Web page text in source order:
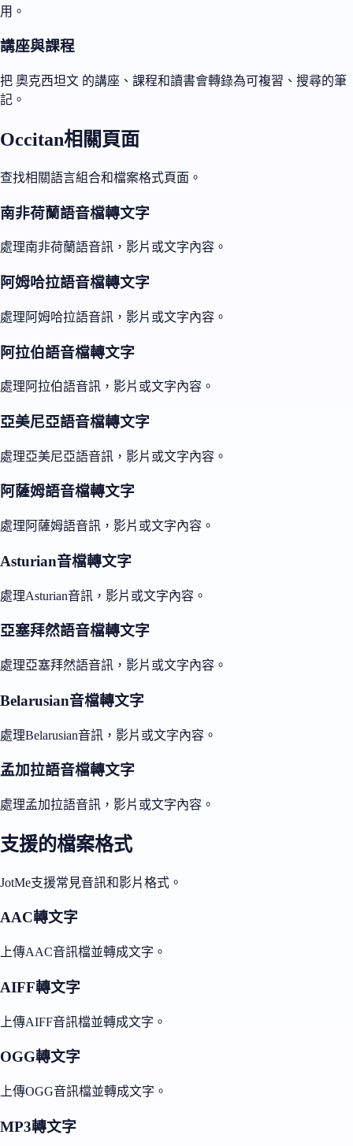
用。
講座與課程
把 奧克西坦文 的講座、課程和讀書會轉錄為可複習、搜尋的筆
記。
Occitan相關頁面
查找相關語言組合和檔案格式頁面。
南非荷蘭語音檔轉文字
處理南非荷蘭語音訊，影片或文字內容。
阿姆哈拉語音檔轉文字
處理阿姆哈拉語音訊，影片或文字內容。
阿拉伯語音檔轉文字
處理阿拉伯語音訊，影片或文字內容。
亞美尼亞語音檔轉文字
處理亞美尼亞語音訊，影片或文字內容。
阿薩姆語音檔轉文字
處理阿薩姆語音訊，影片或文字內容。
Asturian音檔轉文字
處理Asturian音訊，影片或文字內容。
亞塞拜然語音檔轉文字
處理亞塞拜然語音訊，影片或文字內容。
Belarusian音檔轉文字
處理Belarusian音訊，影片或文字內容。
孟加拉語音檔轉文字
處理孟加拉語音訊，影片或文字內容。
支援的檔案格式
JotMe支援常見音訊和影片格式。
AAC轉文字
上傳AAC音訊檔並轉成文字。
AIFF轉文字
上傳AIFF音訊檔並轉成文字。
OGG轉文字
上傳OGG音訊檔並轉成文字。
MP3轉文字